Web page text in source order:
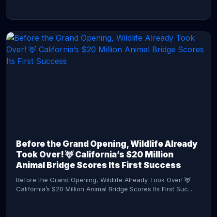
Before the Grand Opening, Wildlife Already
Took Over! 🦌 California’s $20 Million
Animal Bridge Scores Its First Success
Before the Grand Opening, Wildlife Already Took Over! 🦌
California’s $20 Million Animal Bridge Scores Its First Suc...